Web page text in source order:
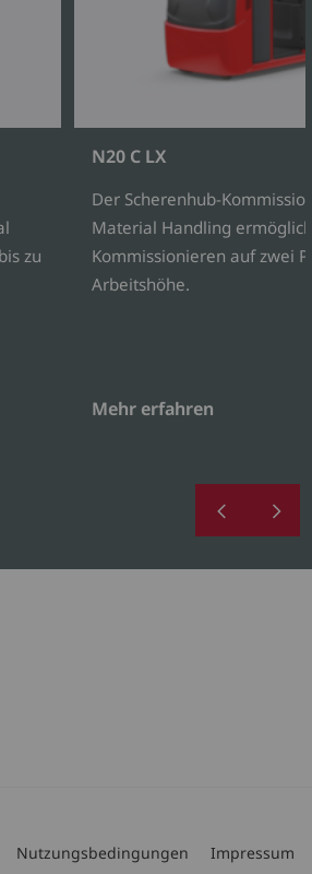
zu
N20 C LX
Der Scherenhub-
Material Handling
Kommissionieren auf zwei
Arbeitshöhe.
Mehr erfahren
Nutzungsbedingungen Impressum